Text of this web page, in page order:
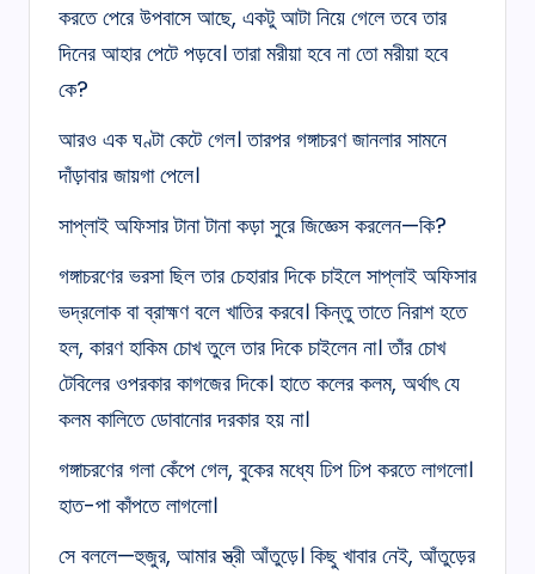
করতে পেরে উপবাসে আছে, একটু আটা নিয়ে গেলে তবে তার
দিনের আহার পেটে পড়বে। তারা মরীয়া হবে না তো মরীয়া হবে
কে?
আরও এক ঘণ্টা কেটে গেল। তারপর গঙ্গাচরণ জানলার সামনে
দাঁড়াবার জায়গা পেলে।
সাপ্লাই অফিসার টানা টানা কড়া সুরে জিজ্ঞেস করলেন—কি?
গঙ্গাচরণের ভরসা ছিল তার চেহারার দিকে চাইলে সাপ্লাই অফিসার
ভদ্রলোক বা ব্রাহ্মণ বলে খাতির করবে। কিন্তু তাতে নিরাশ হতে
হল, কারণ হাকিম চোখ তুলে তার দিকে চাইলেন না। তাঁর চোখ
টেবিলের ওপরকার কাগজের দিকে। হাতে কলের কলম, অর্থাৎ যে
কলম কালিতে ডোবানোর দরকার হয় না।
গঙ্গাচরণের গলা কেঁপে গেল, বুকের মধ্যে ঢিপ ঢিপ করতে লাগলো।
হাত-পা কাঁপতে লাগলো।
সে বললে—হুজুর, আমার স্ত্রী আঁতুড়ে। কিছু খাবার নেই, আঁতুড়ের